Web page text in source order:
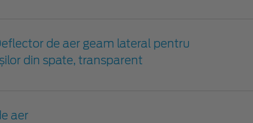
de aer geam lateral pentru
din spate, transparent
aer